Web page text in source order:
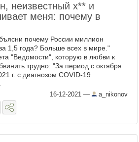
неизвестный х​** и
меня: почему в
почему России миллион
1,5 года? Больше всех в мире."
"Ведомости", которую в любви к
трудно: "За период с октября
г. с диагнозом COVID-19
16-12-2021 — a_nikonov